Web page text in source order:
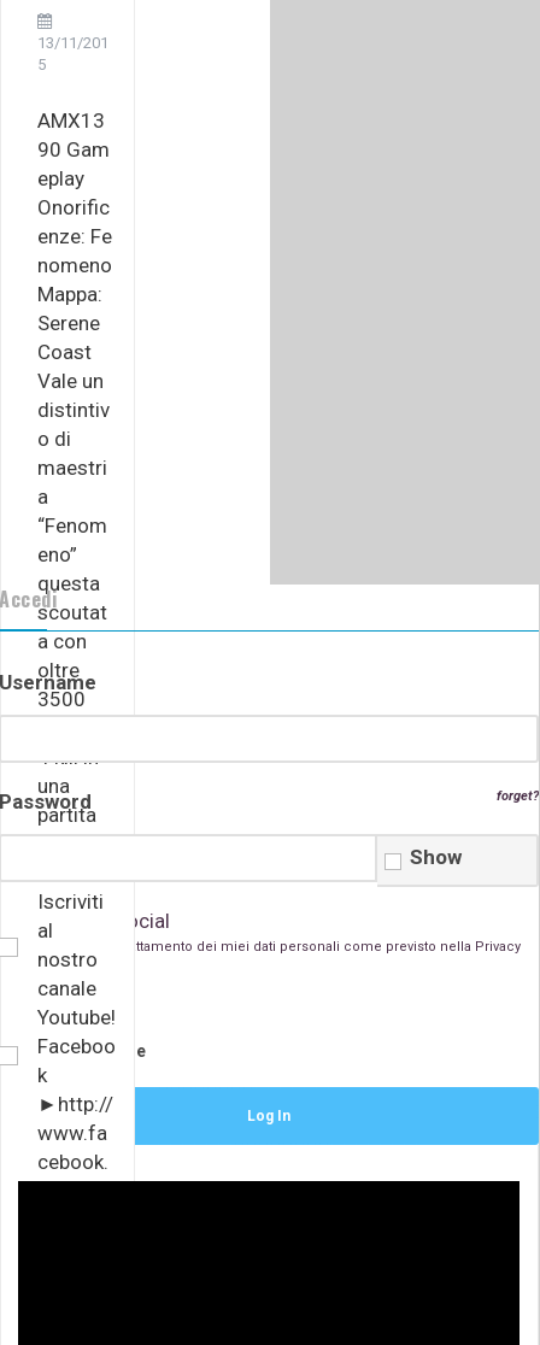
13/11/201
5
AMX13
90 Gam
eplay
Onorific
enze: Fe
nomeno
Mappa:
Serene
Coast
Vale un
distintiv
o di
maestri
a
“Fenom
eno”
questa
scoutat
a con
oltre
3500
4 kill in
una
partita
di Tier
Iscriviti
al
nostro
canale
Youtube!
Faceboo
k
►http://
www.fa
cebook.
Accedi
Username
Password forget?
Show
Accedi con i Social
Acconsento al trattamento dei miei dati personali come previsto nella Privacy
Remember Me